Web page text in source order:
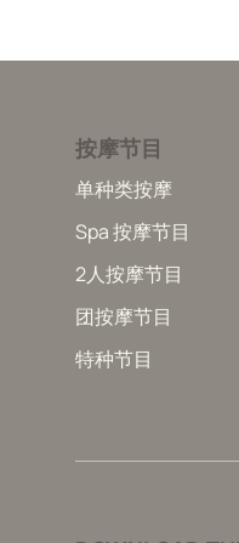
按摩节目
单种类按摩
Spa 按摩节目
2人按摩节目
团按摩节目
特种节目